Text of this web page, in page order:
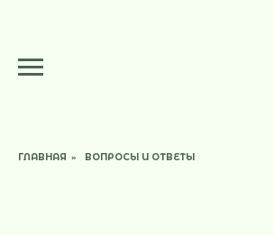
ГЛАВНАЯ » ВОПРОСЫ И ОТВЕТЫ